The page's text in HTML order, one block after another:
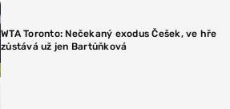
WTA Toronto: Nečekaný exodus Češek, ve hře
zůstává už jen Bartůňková